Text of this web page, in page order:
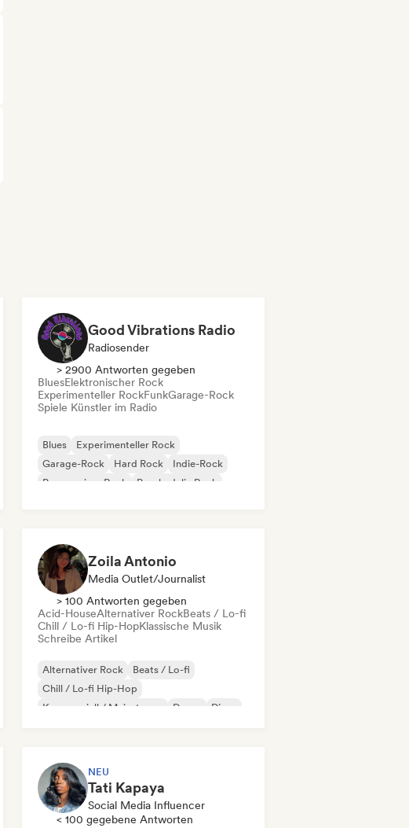
Good Vibrations Radio
Radiosender
> 2900 Antworten gegeben
BluesElektronischer Rock
Experimenteller RockFunkGarage-Rock
Spiele Künstler im Radio
Blues
Experimenteller Rock
Garage-Rock
Hard Rock
Indie-Rock
Progressiver Rock
Psychedelic Rock
Zoila Antonio
Media Outlet/Journalist
> 100 Antworten gegeben
Acid-HouseAlternativer RockBeats / Lo-fi
Chill / Lo-fi Hip-HopKlassische Musik
Schreibe Artikel
Alternativer Rock
Beats / Lo-fi
Chill / Lo-fi Hip-Hop
Kommerziell / Mainstream
Dance
Disco
NEU
Tati Kapaya
Social Media Influencer
< 100 gegebene Antworten